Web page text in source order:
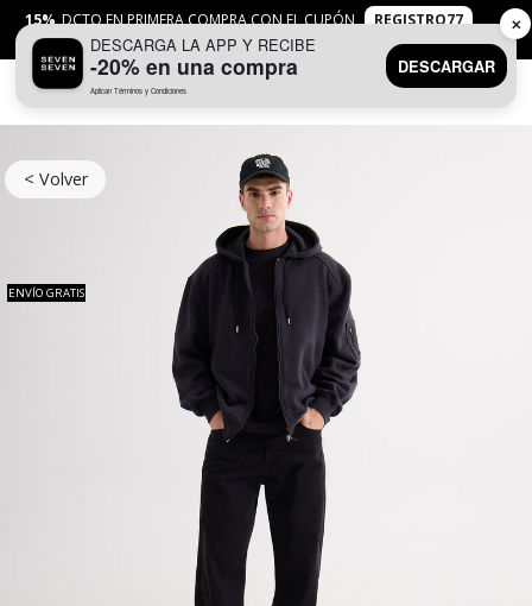
15% DCTO EN PRIMERA COMPRA CON EL CUPÓN
REGISTRO77
APLICANTYC
< Volver
ENVÍO GRATIS
DESCARGA LA APP Y RECIBE
-20% en una compra
Aplican Términos y Condiciones
DESCARGAR
✕